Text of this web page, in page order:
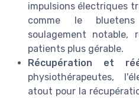
impulsions électriques
comme le
soulagement notable,
patients plus gérable.
Récupération et
physiothérapeutes,
atout pour la